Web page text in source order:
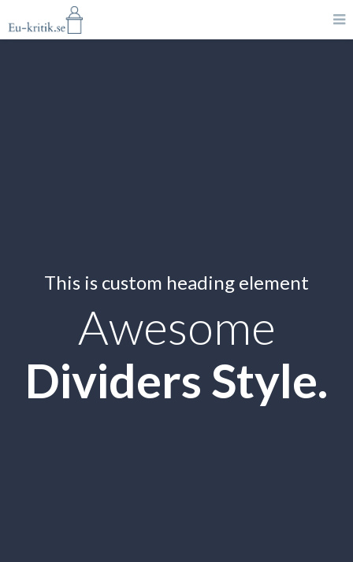
This is custom heading element
Awesome
Dividers Style.